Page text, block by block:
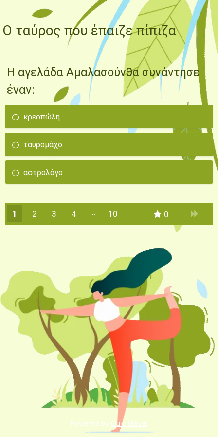
Ο ταύρος που έπαιζε πίπιζα
Η αγελάδα Αμαλασούνθα συνάντησε
έναν:
κρεοπώλη
ταυρομάχο
αστρολόγο
1 2 3
4
10 0
Powered by Quiz Maker